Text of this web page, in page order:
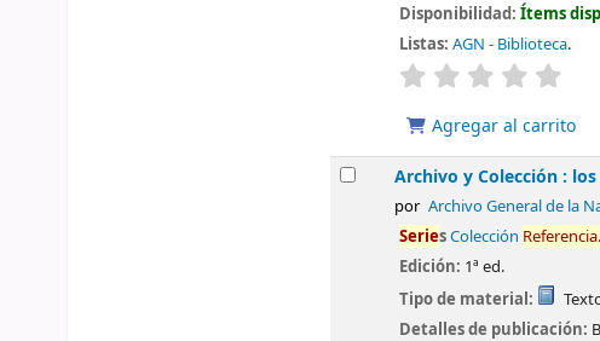
Disponibilidad:Ítems
Listas: AGN - Biblioteca.
valoración
Agregar al carrito
Archivo y Colección :
por Archivo General de la
SeriesColección Referencia.
Edición: 1ª ed.
Tipo de material:
Detalles de publicación: